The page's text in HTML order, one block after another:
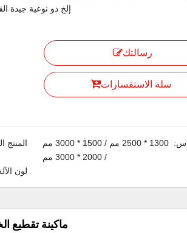
إلخ ذو نوعية جيدة
رسالتك
سلة الاستفسارات
المنتج
1300 * 2500 مم / 1500 * 3000 مم
/ 2000 * 3000 مم
لون
ماكينة تقطيع